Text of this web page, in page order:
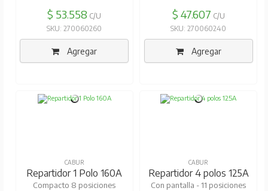
$ 53.558 C/U
SKU: 270060260
Agregar
$ 47.607 C/U
SKU: 270060240
Agregar
CABUR
Repartidor 1 Polo 160A
Compacto 8 posiciones
CABUR
Repartidor 4 polos 125A
Con pantalla - 11 posiciones